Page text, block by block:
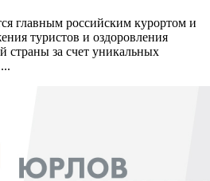
главным российским курортом и
туристов и оздоровления
страны за счет уникальных